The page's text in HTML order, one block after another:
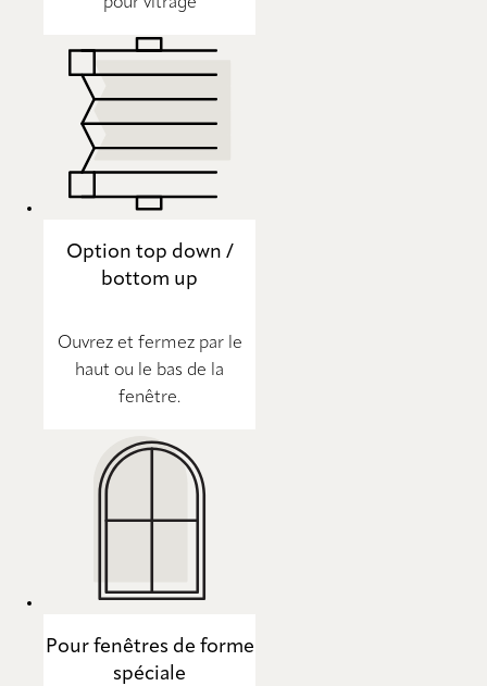
Option top down /
bottom up
Ouvrez et fermez par le
haut ou le bas de la
fenêtre.
Pour fenêtres de forme
spéciale